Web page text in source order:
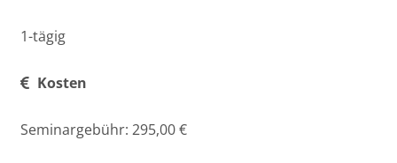
1-tägig
Kosten
Seminargebühr: 295,00 €